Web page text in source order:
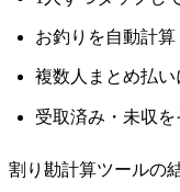
お釣りを自動計算
複数人まとめ払い
受取済み・未収
割り勘計算ツールの